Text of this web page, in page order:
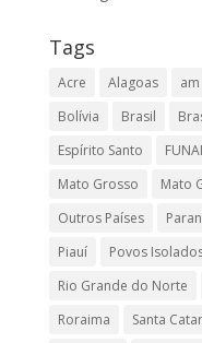
Tags
Acre Alagoas am
Bolívia
Brasil
Espírito Santo
FUNAI
Mato Grosso
Mato
Outros Países
Piauí
Povos
Rio Grande do Norte
Roraima
Santa